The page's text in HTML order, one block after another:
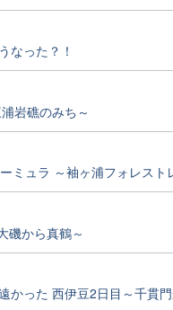
なった？！
岩礁のみち～
ミュラ ～袖ヶ浦フォレスト
磯から真鶴～
かった 西伊豆2日目～千貫